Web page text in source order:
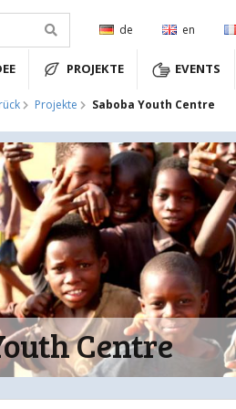
de en
PROJEKTE EVENTS
Projekte Saboba Youth Centre
Centre